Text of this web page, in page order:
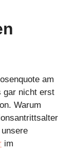
am
gar nicht erst
Warum
im